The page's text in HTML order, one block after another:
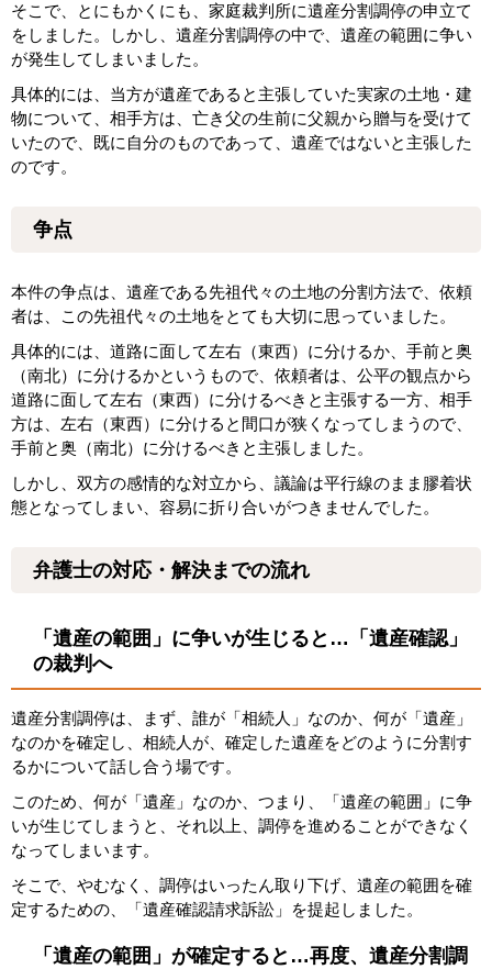
そこで、とにもかくにも、家庭裁判所に遺産分割調停の申立て
をしました。しかし、遺産分割調停の中で、遺産の範囲に争い
が発生してしまいました。
具体的には、当方が遺産であると主張していた実家の土地・建
物について、相手方は、亡き父の生前に父親から贈与を受けて
いたので、既に自分のものであって、遺産ではないと主張した
のです。
争点
本件の争点は、遺産である先祖代々の土地の分割方法で、依頼
者は、この先祖代々の土地をとても大切に思っていました。
具体的には、道路に面して左右（東西）に分けるか、手前と奥
（南北）に分けるかというもので、依頼者は、公平の観点から
道路に面して左右（東西）に分けるべきと主張する一方、相手
方は、左右（東西）に分けると間口が狭くなってしまうので、
手前と奥（南北）に分けるべきと主張しました。
しかし、双方の感情的な対立から、議論は平行線のまま膠着状
態となってしまい、容易に折り合いがつきませんでした。
弁護士の対応・解決までの流れ
「遺産の範囲」に争いが生じると…「遺産確認」
の裁判へ
遺産分割調停は、まず、誰が「相続人」なのか、何が「遺産」
なのかを確定し、相続人が、確定した遺産をどのように分割す
るかについて話し合う場です。
このため、何が「遺産」なのか、つまり、「遺産の範囲」に争
いが生じてしまうと、それ以上、調停を進めることができなく
なってしまいます。
そこで、やむなく、調停はいったん取り下げ、遺産の範囲を確
定するための、「遺産確認請求訴訟」を提起しました。
「遺産の範囲」が確定すると…再度、遺産分割調